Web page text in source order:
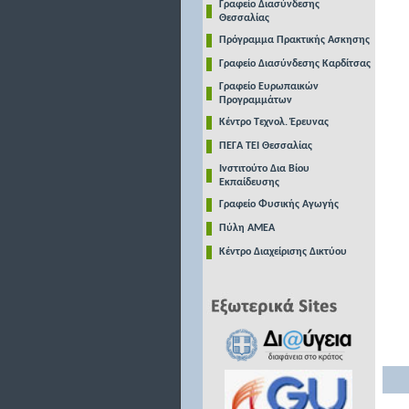
Γραφείο Διασύνδεσης
Θεσσαλίας
Πρόγραμμα Πρακτικής Ασκησης
Γραφείο Διασύνδεσης Καρδίτσας
Γραφείο Ευρωπαικών
Προγραμμάτων
Κέντρο Τεχνολ. Έρευνας
ΠΕΓΑ ΤΕΙ Θεσσαλίας
Ινστιτούτο Δια Βίου
Εκπαίδευσης
Γραφείο Φυσικής Αγωγής
Πύλη ΑΜΕΑ
Κέντρο Διαχείρισης Δικτύου